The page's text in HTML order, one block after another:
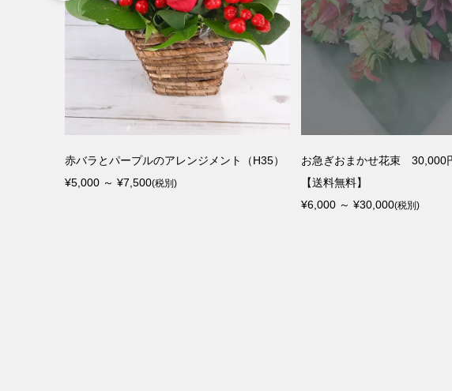
赤バラとパープルのアレンジメント（H35）
¥5,000 ～ ¥7,500(税別)
お急ぎおまかせ花束 30,000
【送料無料】
¥6,000 ～ ¥30,000(税別)